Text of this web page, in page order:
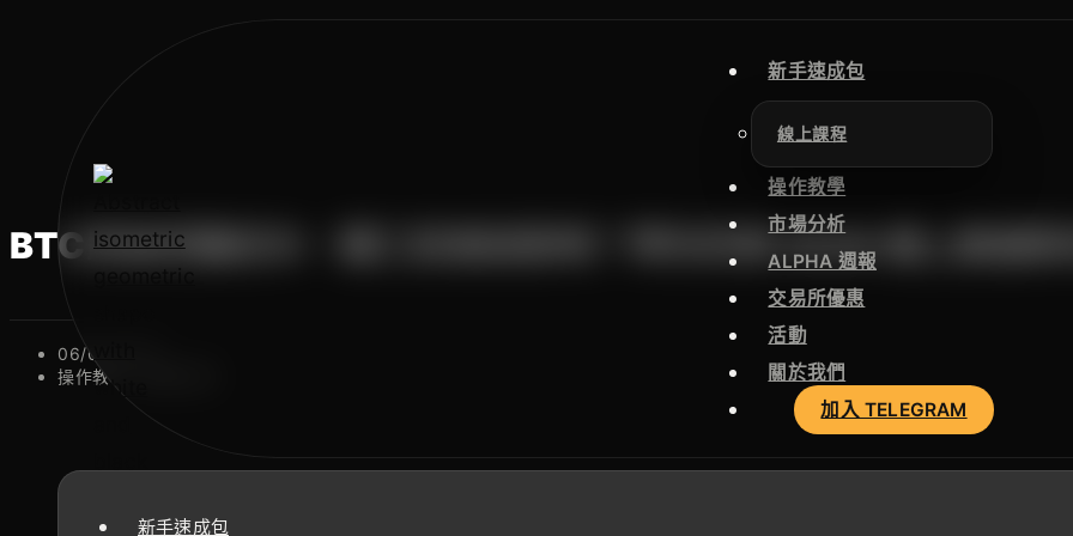
新手速成包
線上課程
操作教學
市場分析
ALPHA 週報
交易所優惠
活動
關於我們
加入 TELEGRAM
新手速成包
BTC跌破挖礦成本，礦工就會拋售嗎？帶你拆解 2026 鏈上數據
06/07/2026
操作教學